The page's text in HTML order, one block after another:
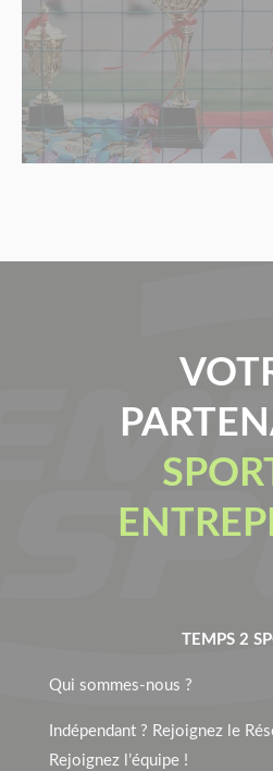
TEMPS 2
Qui sommes-nous ?
Indépendant ? Rejoignez le
Rejoignez l’équipe !